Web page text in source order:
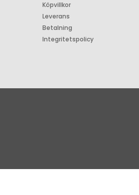
Köpvillkor
Leverans
Betalning
Integritetspolicy